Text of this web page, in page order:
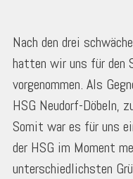
Nach den drei
hatten wir uns für
vorgenommen. Als
HSG Neudorf-Döbeln,
Somit war es für uns
der HSG im Moment
unterschiedlichsten